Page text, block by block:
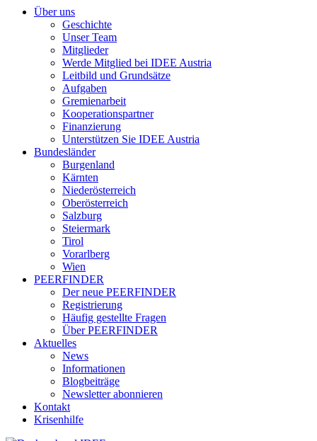
Über uns
Geschichte
Unser Team
Mitglieder
Werde Mitglied bei IDEE Austria
Leitbild und Grundsätze
Aufgaben
Gremienarbeit
Kooperationspartner
Finanzierung
Unterstützen Sie IDEE Austria
Bundesländer
Burgenland
Kärnten
Niederösterreich
Oberösterreich
Salzburg
Steiermark
Tirol
Vorarlberg
Wien
PEERFINDER
Der neue PEERFINDER
Registrierung
Häufig gestellte Fragen
Über PEERFINDER
Aktuelles
News
Informationen
Blogbeiträge
Newsletter abonnieren
Kontakt
Krisenhilfe